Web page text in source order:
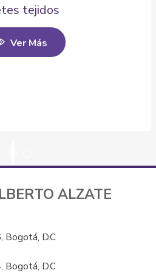
tejidos
Ver Más
ALZATE
Bogotá, D.C
Bogotá, D.C